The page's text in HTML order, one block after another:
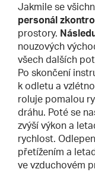
Jakmile se
personál
prostory.
nouzových
všech dalších
Po skončení
k odletu a
roluje pomalou
dráhu. Poté se
zvýší výkon a
rychlost.
přetížením a
ve vzduchovém